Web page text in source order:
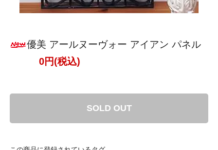
優美 アールヌーヴォー アイアン パネル
0円(税込)
SOLD OUT